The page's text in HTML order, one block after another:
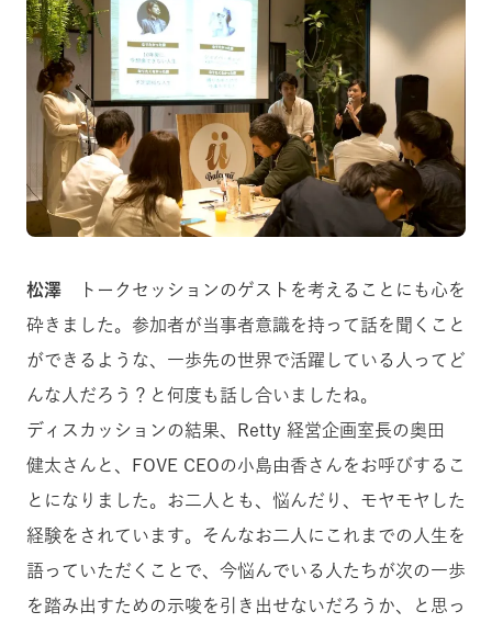
松澤 トークセッションのゲストを考えることにも心を
砕きました。参加者が当事者意識を持って話を聞くこと
ができるような、一歩先の世界で活躍している人ってど
んな人だろう？と何度も話し合いましたね。
ディスカッションの結果、Retty 経営企画室長の奥田
健太さんと、FOVE CEOの小島由香さんをお呼びするこ
とになりました。お二人とも、悩んだり、モヤモヤした
経験をされています。そんなお二人にこれまでの人生を
語っていただくことで、今悩んでいる人たちが次の一歩
を踏み出すための示唆を引き出せないだろうか、と思っ